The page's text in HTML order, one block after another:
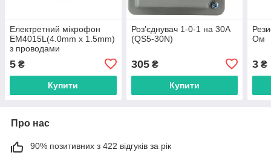
Електретний мікрофон
EM4015L(4.0mm x 1.5mm)
з проводами
5 ₴
Купити
Роз'єднувач 1-0-1 на 30А
(QS5-30N)
305₴
Купити
Ом
3 ₴
Про нас
90% позитивних з 422 відгуків за рік